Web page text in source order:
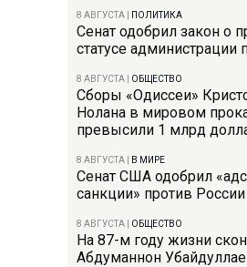
8 АВГУСТА ПОЛИТИКА
Сенат одобрил закон о
статусе администрации
8 АВГУСТА ОБЩЕСТВО
Сборы «Одиссеи»
Нолана в мировом
превысили 1 млрд
8 АВГУСТА В МИРЕ
Сенат США одобрил
санкции» против России
8 АВГУСТА ОБЩЕСТВО
На 87-м году жизни
Абдуманнон